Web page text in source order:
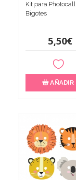
Kit para Photocall
Bigotes
5,50€
AÑADIR